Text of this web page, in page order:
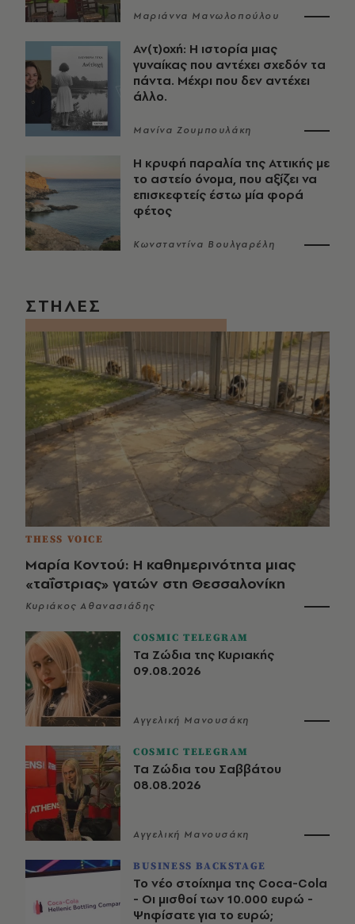
Μαριάννα Μανωλοπούλου
Αν(τ)οχή: Η ιστορία μιας
γυναίκας που αντέχει σχεδόν τα
πάντα. Μέχρι που δεν αντέχει
άλλο.
Μανίνα Ζουμπουλάκη
Η κρυφή παραλία της Αττικής με
το αστείο όνομα, που αξίζει να
επισκεφτείς έστω μία φορά
φέτος
Κωνσταντίνα Βουλγαρέλη
ΣΤΗΛΕΣ
THESS VOICE
Μαρία Κοντού: Η καθημερινότητα μιας
«ταΐστριας» γατών στη Θεσσαλονίκη
Κυριάκος Αθανασιάδης
COSMIC TELEGRAM
Τα Ζώδια της Κυριακής
09.08.2026
Αγγελική Μανουσάκη
COSMIC TELEGRAM
Τα Ζώδια του Σαββάτου
08.08.2026
Αγγελική Μανουσάκη
BUSINESS BACKSTAGE
Το νέο στοίχημα της Coca-Cola
- Οι μισθοί των 10.000 ευρώ -
Ψηφίσατε για το ευρώ;